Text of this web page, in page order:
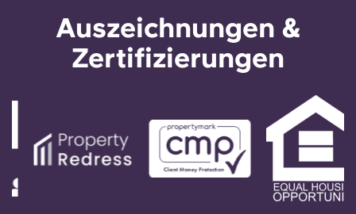
Auszeichnungen &
Zertifizierungen